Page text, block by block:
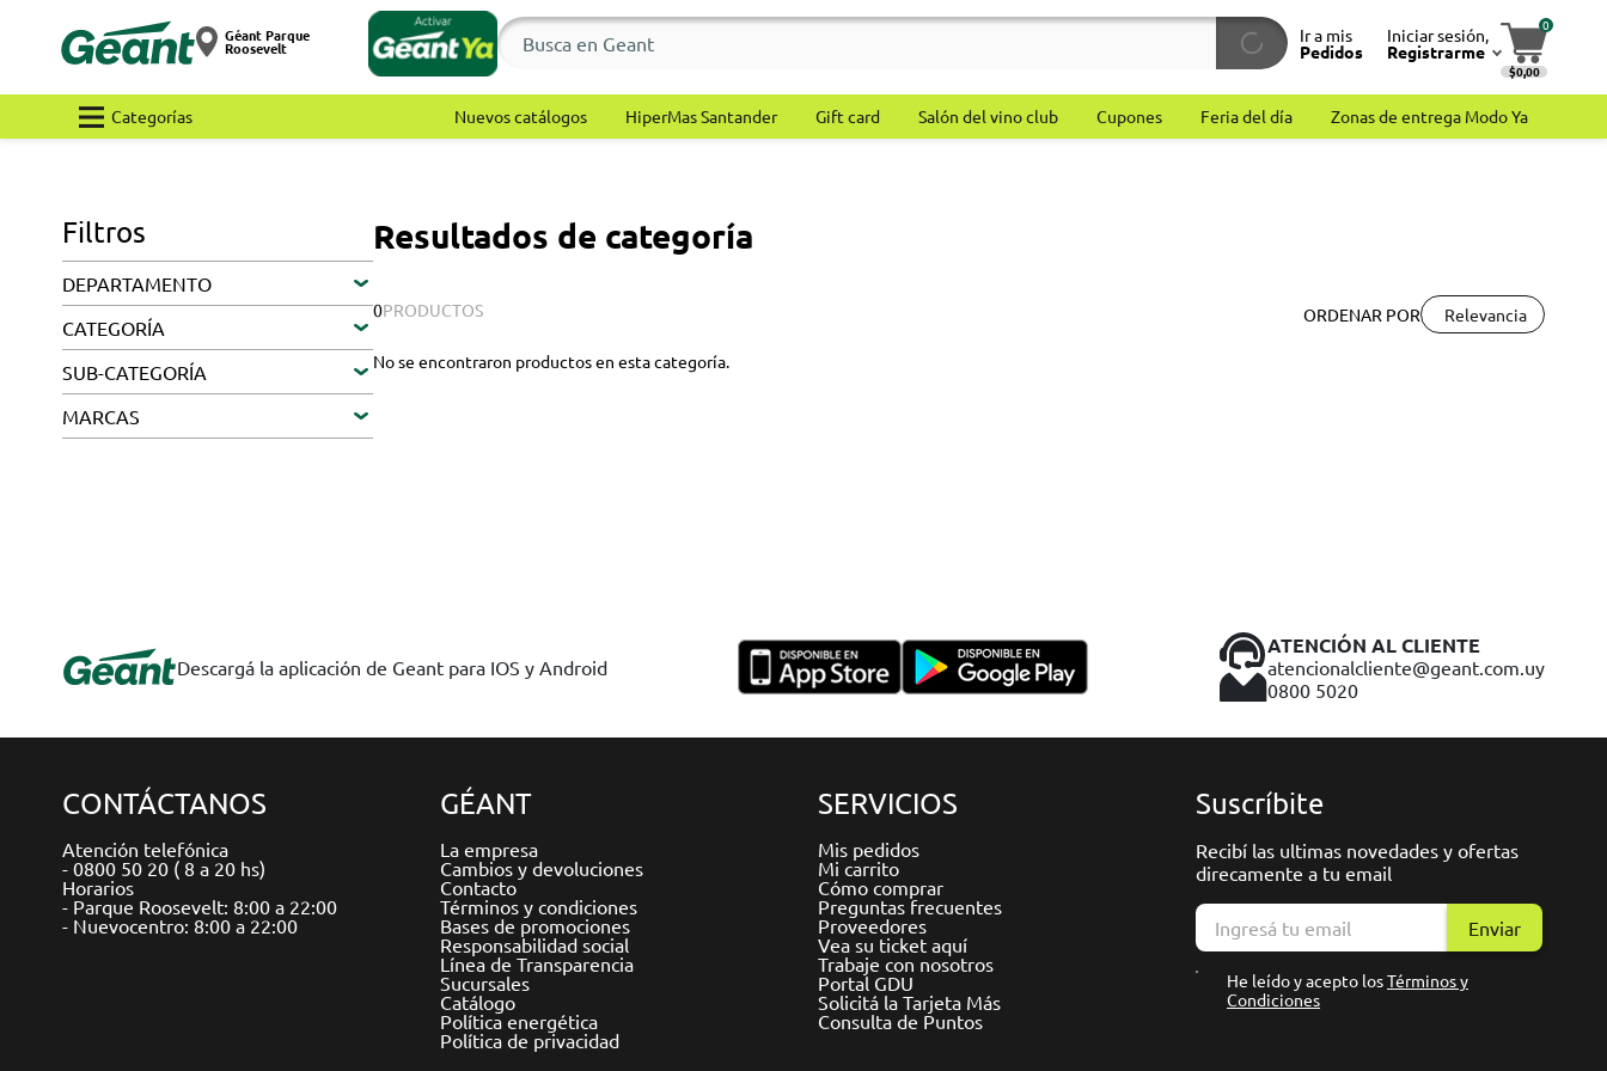
Géant Parque
Roosevelt
Ir a mis
Pedidos
Iniciar sesión,
Registrarme
0
$0,00
Categorías Nuevos catálogos HiperMas Santander Gift card Salón del vino club Cupones Feria del día Zonas de entrega Modo Ya
Filtros
DEPARTAMENTO
CATEGORÍA
SUB-CATEGORÍA
MARCAS
Resultados de categoría
ORDENAR POR Relevancia
0PRODUCTOS
No se encontraron productos en esta categoría.
Descargá la aplicación de Geant para IOS y Android
ATENCIÓN AL CLIENTE
atencionalcliente@geant.com.uy
0800 5020
CONTÁCTANOS
Atención telefónica
- 0800 50 20 ( 8 a 20 hs)
Horarios
- Parque Roosevelt: 8:00 a 22:00
- Nuevocentro: 8:00 a 22:00
GÉANT
La empresa
Cambios y devoluciones
Contacto
Términos y condiciones
Bases de promociones
Responsabilidad social
Línea de Transparencia
Sucursales
Catálogo
Política energética
Política de privacidad
SERVICIOS
Mis pedidos
Mi carrito
Cómo comprar
Preguntas frecuentes
Proveedores
Vea su ticket aquí
Trabaje con nosotros
Portal GDU
Solicitá la Tarjeta Más
Consulta de Puntos
Suscríbite
Recibí las ultimas novedades y ofertas
direcamente a tu email
Enviar
He leído y acepto losTérminos y
Condiciones